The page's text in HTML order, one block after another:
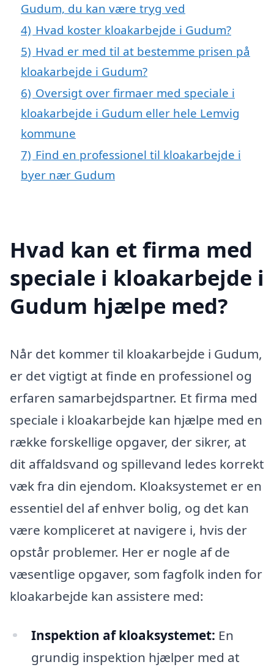
Gudum, du kan være tryg ved
4) Hvad koster kloakarbejde i Gudum?
5) Hvad er med til at bestemme prisen på
kloakarbejde i Gudum?
6) Oversigt over firmaer med speciale i
kloakarbejde i Gudum eller hele Lemvig
kommune
7) Find en professionel til kloakarbejde i
byer nær Gudum
Hvad kan et firma med
speciale i kloakarbejde i
Gudum hjælpe med?
Når det kommer til kloakarbejde i Gudum,
er det vigtigt at finde en professionel og
erfaren samarbejdspartner. Et firma med
speciale i kloakarbejde kan hjælpe med en
række forskellige opgaver, der sikrer, at
dit affaldsvand og spillevand ledes korrekt
væk fra din ejendom. Kloaksystemet er en
essentiel del af enhver bolig, og det kan
være kompliceret at navigere i, hvis der
opstår problemer. Her er nogle af de
væsentlige opgaver, som fagfolk inden for
kloakarbejde kan assistere med:
Inspektion af kloaksystemet: En
grundig inspektion hjælper med at